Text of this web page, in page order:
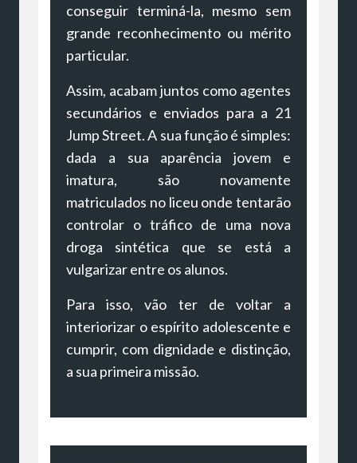
conseguir terminá-la, mesmo sem
grande reconhecimento ou mérito
particular.
Assim, acabam juntos como agentes
secundários e enviados para a 21
Jump Street. A sua função é simples:
dada a sua aparência jovem e
imatura, são novamente
matriculados no liceu onde tentarão
controlar o tráfico de uma nova
droga sintética que se está a
vulgarizar entre os alunos.
Para isso, vão ter de voltar a
interiorizar o espírito adolescente e
cumprir, com dignidade e distinção,
a sua primeira missão.